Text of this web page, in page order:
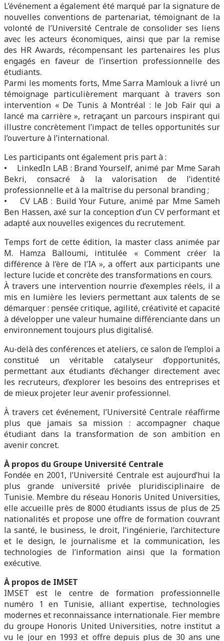
L’événement a également été marqué par la signature de
nouvelles conventions de partenariat, témoignant de la
volonté de l’Université Centrale de consolider ses liens
avec les acteurs économiques, ainsi que par la remise
des HR Awards, récompensant les partenaires les plus
engagés en faveur de l’insertion professionnelle des
étudiants.
Parmi les moments forts, Mme Sarra Mamlouk a livré un
témoignage particulièrement marquant à travers son
intervention « De Tunis à Montréal : le Job Fair qui a
lancé ma carrière », retraçant un parcours inspirant qui
illustre concrètement l’impact de telles opportunités sur
l’ouverture à l’international.
Les participants ont également pris part à :
• LinkedIn LAB : Brand Yourself, animé par Mme Sarah
Bekri, consacré à la valorisation de l’identité
professionnelle et à la maîtrise du personal branding ;
• CV LAB : Build Your Future, animé par Mme Sameh
Ben Hassen, axé sur la conception d’un CV performant et
adapté aux nouvelles exigences du recrutement.
Temps fort de cette édition, la master class animée par
M. Hamza Balloumi, intitulée « Comment créer la
différence à l’ère de l’IA », a offert aux participants une
lecture lucide et concrète des transformations en cours.
À travers une intervention nourrie d’exemples réels, il a
mis en lumière les leviers permettant aux talents de se
démarquer : pensée critique, agilité, créativité et capacité
à développer une valeur humaine différenciante dans un
environnement toujours plus digitalisé.
Au-delà des conférences et ateliers, ce salon de l’emploi a
constitué un véritable catalyseur d’opportunités,
permettant aux étudiants d’échanger directement avec
les recruteurs, d’explorer les besoins des entreprises et
de mieux projeter leur avenir professionnel.
À travers cet événement, l’Université Centrale réaffirme
plus que jamais sa mission : accompagner chaque
étudiant dans la transformation de son ambition en
avenir concret.
À propos du Groupe Université Centrale
Fondée en 2001, l’Université Centrale est aujourd’hui la
plus grande université privée pluridisciplinaire de
Tunisie. Membre du réseau Honoris United Universities,
elle accueille près de 8000 étudiants issus de plus de 25
nationalités et propose une offre de formation couvrant
la santé, le business, le droit, l’ingénierie, l’architecture
et le design, le journalisme et la communication, les
technologies de l’information ainsi que la formation
exécutive.
À propos de IMSET
IMSET est le centre de formation professionnelle
numéro 1 en Tunisie, alliant expertise, technologies
modernes et reconnaissance internationale. Fier membre
du groupe Honoris United Universities, notre institut a
vu le jour en 1993 et offre depuis plus de 30 ans une